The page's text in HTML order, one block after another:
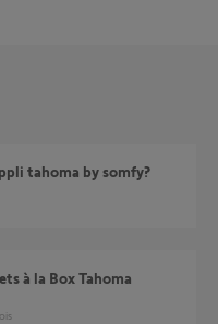
tahoma by somfy?